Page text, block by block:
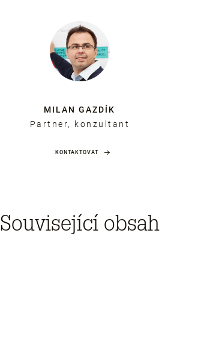
MILAN GAZDÍK
Partner, konzultant
KONTAKTOVAT
Související obsah